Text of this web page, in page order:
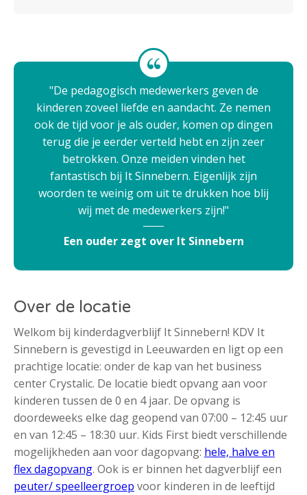
De pedagogisch medewerkers geven de
kinderen zoveel liefde en aandacht. Ze nemen
ook de tijd voor je als ouder, komen op dingen
terug die je eerder verteld hebt en zijn zeer
betrokken. Onze meiden vinden het
fantastisch bij It Sinnebern. Eigenlijk zijn
woorden te weinig om uit te drukken hoe blij
wij met de medewerkers zijn!
Een ouder zegt over It Sinnebern
Over de locatie
Welkom bij kinderdagverblijf It Sinnebern! KDV It
Sinnebern is gevestigd in Leeuwarden en ligt op een
prachtige locatie: onder de kap van het business
center Crystalic. De locatie biedt opvang aan voor
kinderen tussen de 0 en 4 jaar. De opvang is
doordeweeks elke dag geopend van 07:00 – 12:45 uur
en van 12:45 – 18:30 uur. Kids First biedt verschillende
mogelijkheden aan voor dagopvang: hele, halve en
flex dagopvang. Ook is er binnen het dagverblijf een
peuter/ speelleergroep voor kinderen in de leeftijd